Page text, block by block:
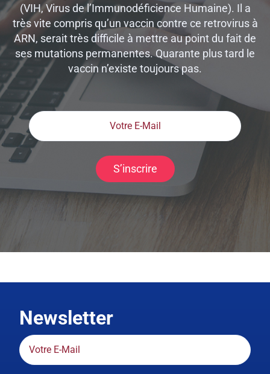
(VIH, Virus de l’Immunodéficience Humaine). Il a
très vite compris qu’un vaccin contre ce retrovirus à
ARN, serait très difficile à mettre au point du fait de
ses mutations permanentes. Quarante plus tard le
vaccin n’existe toujours pas.
S’inscrire
Newsletter